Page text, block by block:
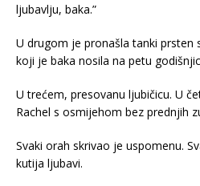
ljubavlju, baka.”
U drugom je pronašla tanki
koji je baka nosila na petu
U trećem, presovanu ljubičicu. U
Rachel s osmijehom bez prednjih
Svaki orah skrivao je uspomenu.
kutija ljubavi.